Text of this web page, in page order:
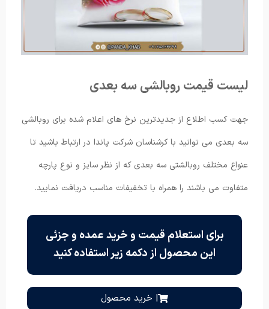
لیست قیمت روبالشی سه بعدی
جهت کسب اطلاع از جدیدترین نرخ های اعلام شده برای روبالشی
سه بعدی می توانید با کرشناسان شرکت پاندا در ارتباط باشید تا
عنواع مختلف روبالشتی سه بعدی که از نظر سایز و نوع پارچه
متفاوت می باشند را همراه با تخفیفات مناسب دریافت نمایید.
برای استعلام قیمت و خرید عمده و جزئی
این محصول از دکمه زیر استفاده کنید
| خرید محصول